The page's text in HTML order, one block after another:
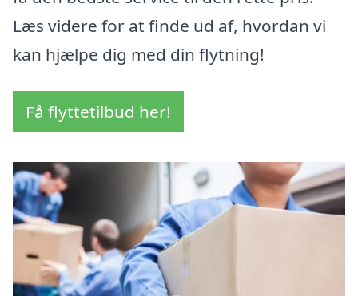
Læs videre for at finde ud af, hvordan vi
kan hjælpe dig med din flytning!
Få flyttetilbud her!